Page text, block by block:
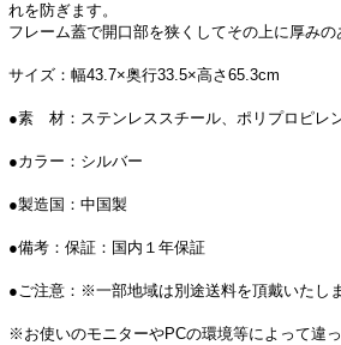
れを防ぎます。
フレーム蓋で開口部を狭くしてその上に厚みの
サイズ：幅43.7×奥行33.5×高さ65.3cm
●素 材：ステンレススチール、ポリプロピレ
●カラー：シルバー
●製造国：中国製
●備考：保証：国内１年保証
●ご注意：※一部地域は別途送料を頂戴いたしま
※お使いのモニターやPCの環境等によって違